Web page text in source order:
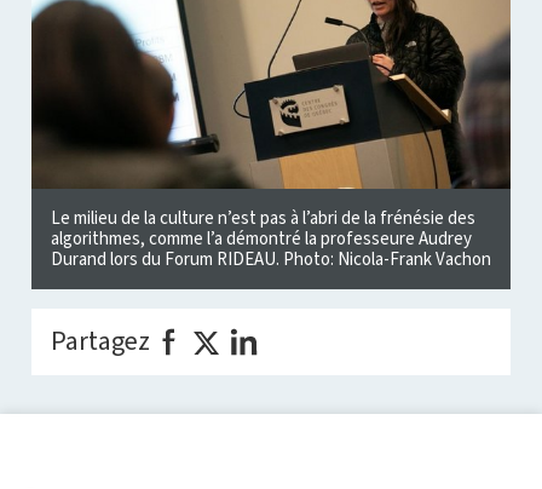
Le milieu de la culture n’est pas à l’abri de la frénésie des
algorithmes, comme l’a démontré la professeure Audrey
Durand lors du Forum RIDEAU. Photo: Nicola-Frank Vachon
Partagez